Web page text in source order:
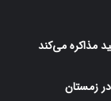
مذاکره می‌کند
زمستان